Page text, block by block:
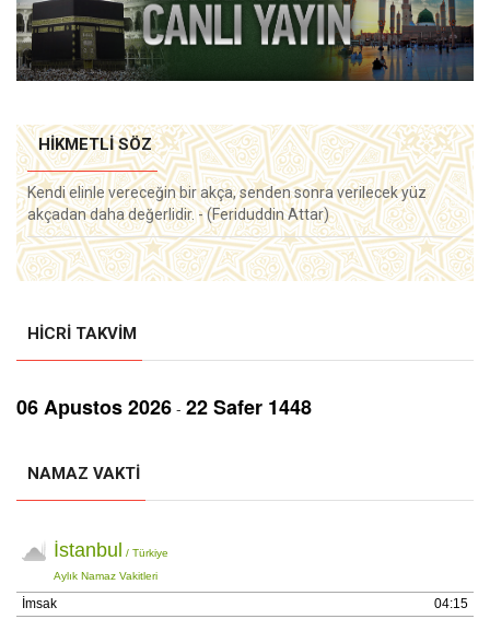
HIKMETLI SÖZ
Kendi elinle vereceğin bir akça, senden sonra verilecek yüz
akçadan daha değerlidir. - (Feriduddin Attar)
HICRI TAKVIM
06 Aрustos 2026 - 22 Safer 1448
NAMAZ VAKTI